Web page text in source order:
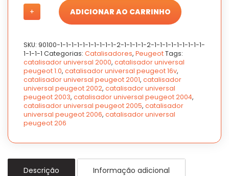
Catalisador
Universal
1.0
16V
2000
A
2006
quantidade
Catalisador
Universal
1.0
16V
2000
A
2006
quantidade
+ ADICIONAR AO CARRINHO
SKU: 90100-1-1-1-1-1-1-1-1-1-1-2-1-1-1-1-2-1-1-1-1-1-1-1-1-1-
1-1-1-1 Categorias: Catalisadores, PeugeotTags:
catalisador universal 2000, catalisador universal
peugeot 1.0, catalisador universal peugeot 16v,
catalisador universal peugeot 2001, catalisador
universal peugeot 2002, catalisador universal
peugeot 2003, catalisador universal peugeot 2004,
catalisador universal peugeot 2005, catalisador
universal peugeot 2006, catalisador universal
peugeot 206
Descrição Informação adicional